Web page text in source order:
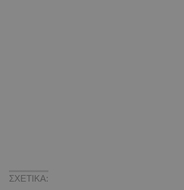
ΣΧΕΤΙΚΑ: